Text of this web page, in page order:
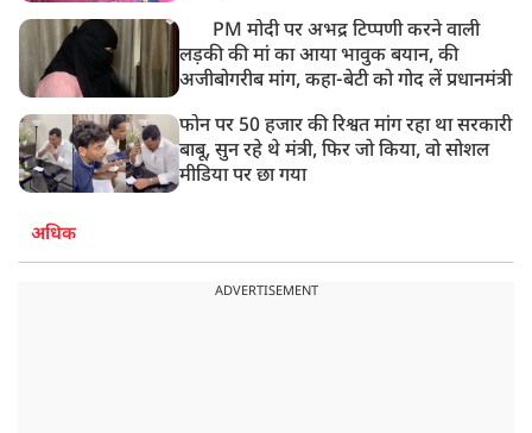
PM मोदी पर अभद्र टिप्पणी करने वाली
लड़की की मां का आया भावुक बयान, की
अजीबोगरीब मांग, कहा-बेटी को गोद लें प्रधानमंत्री
फोन पर 50 हजार की रिश्वत मांग रहा था सरकारी
बाबू, सुन रहे थे मंत्री, फिर जो किया, वो सोशल
मीडिया पर छा गया
अधिक
ADVERTISEMENT